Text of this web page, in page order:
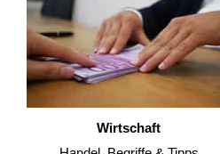
Wirtschaft